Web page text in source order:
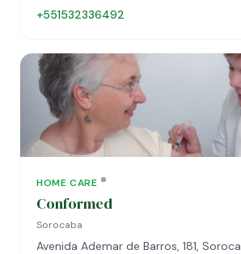
+551532336492
HOME CARE
Conformed
Sorocaba
Avenida Ademar de Barros, 181,